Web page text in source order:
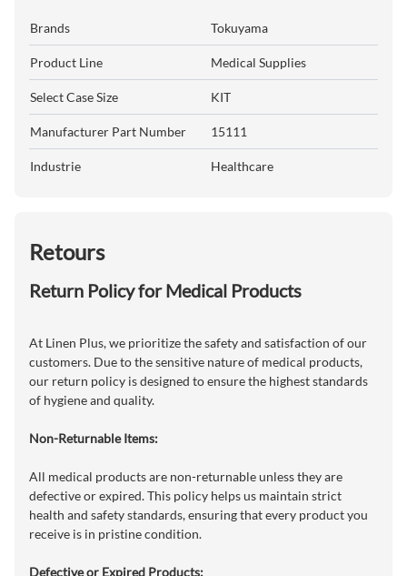
Brands Tokuyama
Product Line Medical Supplies
Select Case Size KIT
Manufacturer Part Number 15111
Industrie Healthcare
Retours
Return Policy for Medical Products
At Linen Plus, we prioritize the safety and satisfaction of our
customers. Due to the sensitive nature of medical products,
our return policy is designed to ensure the highest standards
of hygiene and quality.
Non-Returnable Items:
All medical products are non-returnable unless they are
defective or expired. This policy helps us maintain strict
health and safety standards, ensuring that every product you
receive is in pristine condition.
Defective or Expired Products: